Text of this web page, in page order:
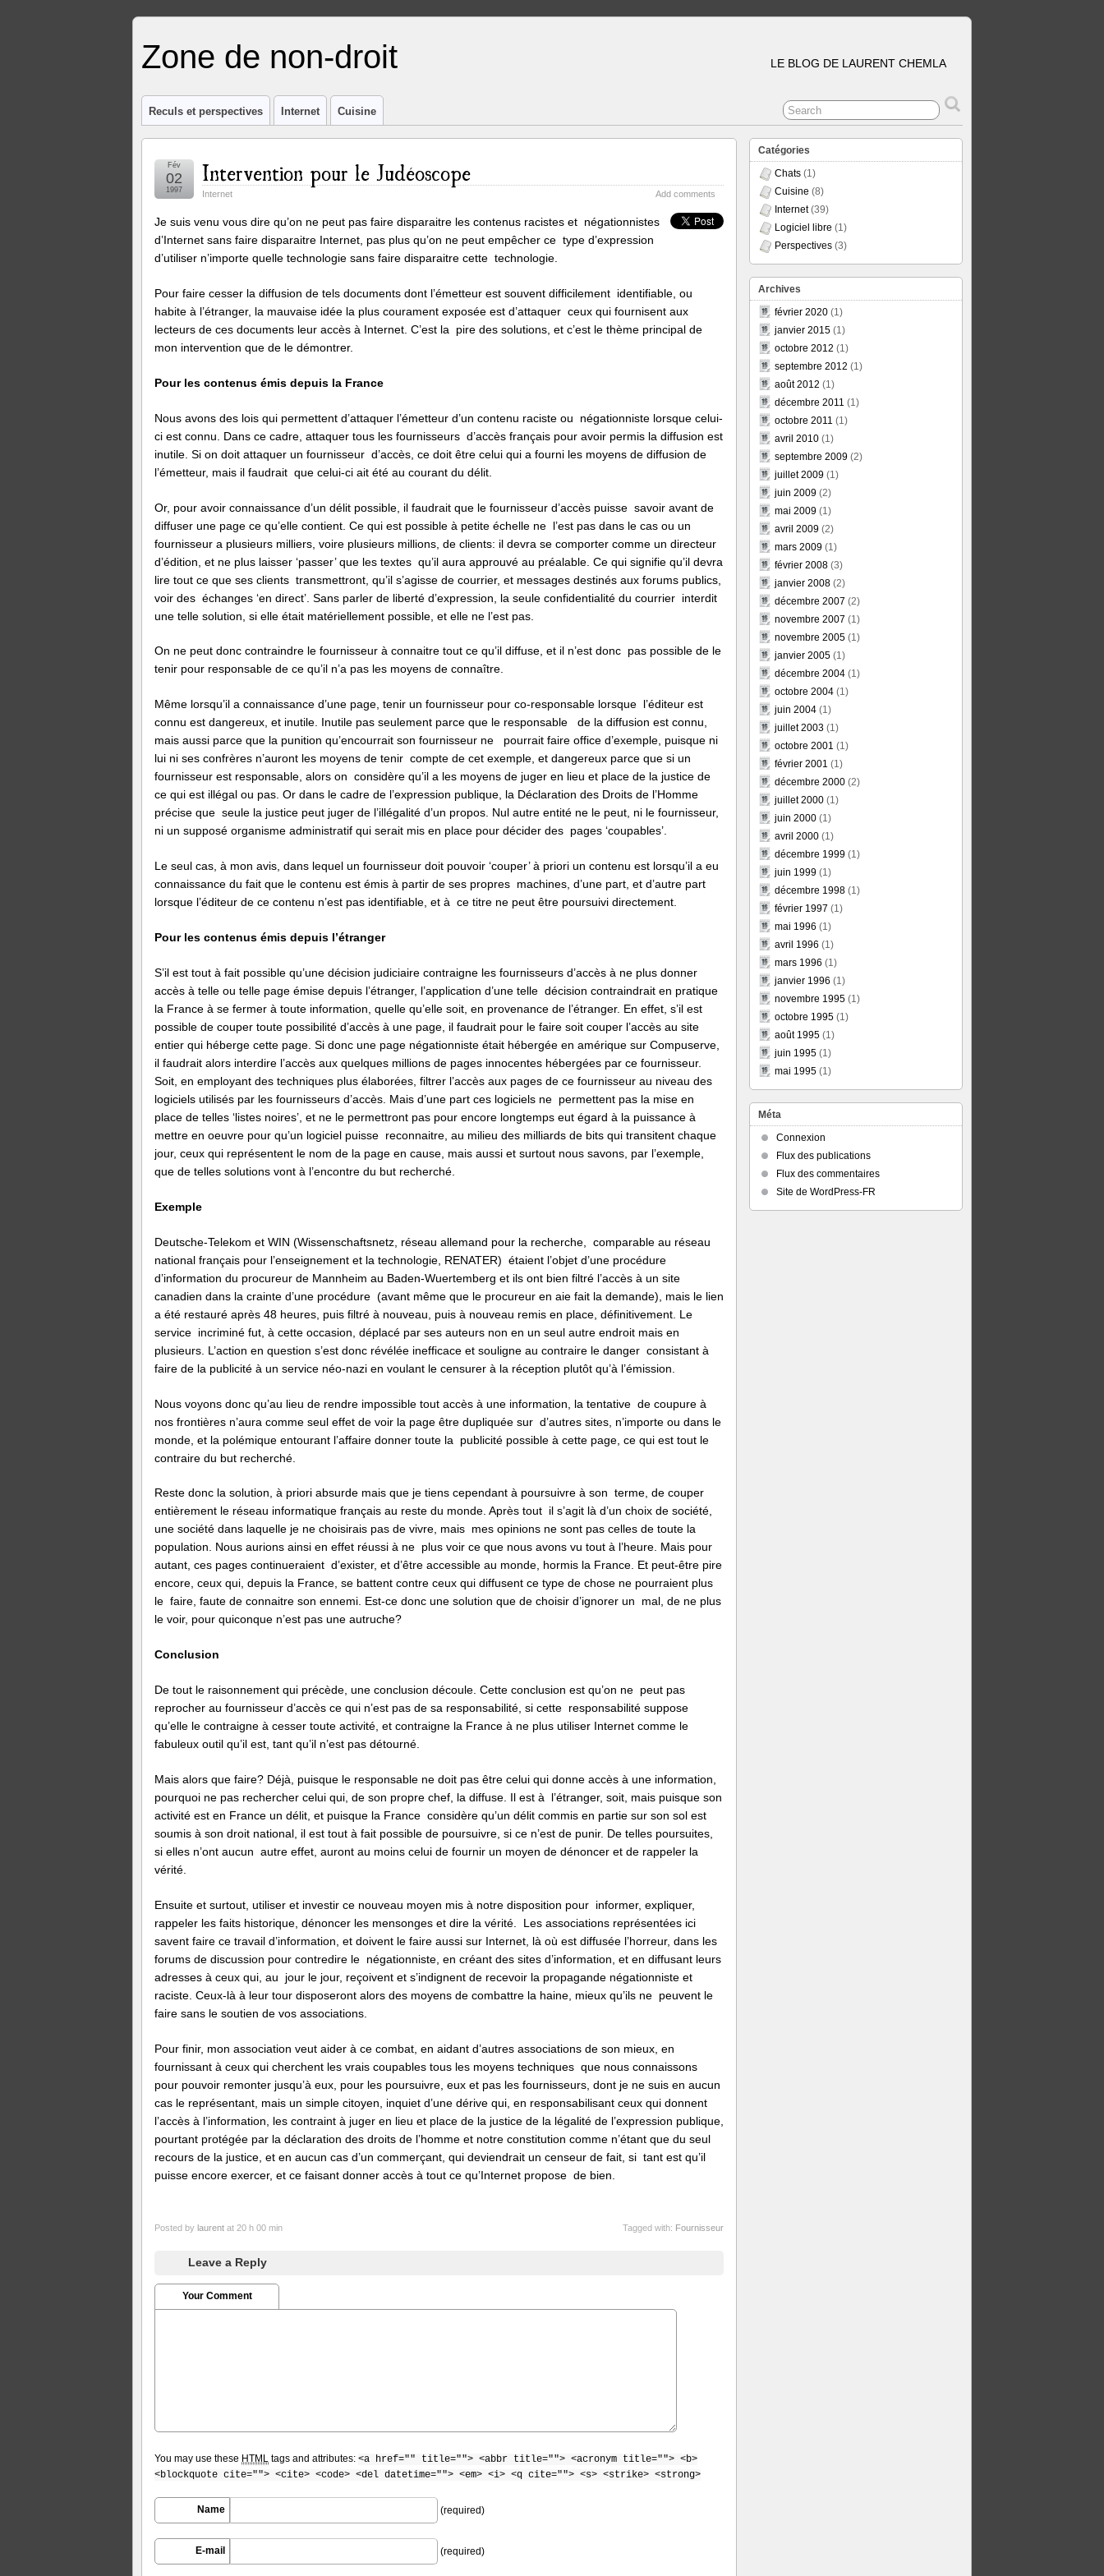
Zone de non-droit LE BLOG DE LAURENT CHEMLA
Reculs et perspectives Internet Cuisine
Intervention pour le Judéoscope
Internet Add comments
Fév
02
1997
Je suis venu vous dire qu’on ne peut pas faire disparaitre les contenus racistes et négationnistes
d’Internet sans faire disparaitre Internet, pas plus qu’on ne peut empêcher ce type d’expression
d’utiliser n’importe quelle technologie sans faire disparaitre cette technologie.
Pour faire cesser la diffusion de tels documents dont l’émetteur est souvent difficilement identifiable, ou
habite à l’étranger, la mauvaise idée la plus courament exposée est d’attaquer ceux qui fournisent aux
lecteurs de ces documents leur accès à Internet. C’est la pire des solutions, et c’est le thème principal de
mon intervention que de le démontrer.
Pour les contenus émis depuis la France
Nous avons des lois qui permettent d’attaquer l’émetteur d’un contenu raciste ou négationniste lorsque celui-
ci est connu. Dans ce cadre, attaquer tous les fournisseurs d’accès français pour avoir permis la diffusion est
inutile. Si on doit attaquer un fournisseur d’accès, ce doit être celui qui a fourni les moyens de diffusion de
l’émetteur, mais il faudrait que celui-ci ait été au courant du délit.
Or, pour avoir connaissance d’un délit possible, il faudrait que le fournisseur d’accès puisse savoir avant de
diffuser une page ce qu’elle contient. Ce qui est possible à petite échelle ne l’est pas dans le cas ou un
fournisseur a plusieurs milliers, voire plusieurs millions, de clients: il devra se comporter comme un directeur
d’édition, et ne plus laisser ‘passer’ que les textes qu’il aura approuvé au préalable. Ce qui signifie qu’il devra
lire tout ce que ses clients transmettront, qu’il s’agisse de courrier, et messages destinés aux forums publics,
voir des échanges ‘en direct’. Sans parler de liberté d’expression, la seule confidentialité du courrier interdit
une telle solution, si elle était matériellement possible, et elle ne l’est pas.
On ne peut donc contraindre le fournisseur à connaitre tout ce qu’il diffuse, et il n’est donc pas possible de le
tenir pour responsable de ce qu’il n’a pas les moyens de connaître.
Même lorsqu’il a connaissance d’une page, tenir un fournisseur pour co-responsable lorsque l’éditeur est
connu est dangereux, et inutile. Inutile pas seulement parce que le responsable de la diffusion est connu,
mais aussi parce que la punition qu’encourrait son fournisseur ne pourrait faire office d’exemple, puisque ni
lui ni ses confrères n’auront les moyens de tenir compte de cet exemple, et dangereux parce que si un
fournisseur est responsable, alors on considère qu’il a les moyens de juger en lieu et place de la justice de
ce qui est illégal ou pas. Or dans le cadre de l’expression publique, la Déclaration des Droits de l’Homme
précise que seule la justice peut juger de l’illégalité d’un propos. Nul autre entité ne le peut, ni le fournisseur,
ni un supposé organisme administratif qui serait mis en place pour décider des pages ‘coupables’.
Le seul cas, à mon avis, dans lequel un fournisseur doit pouvoir ‘couper’ à priori un contenu est lorsqu’il a eu
connaissance du fait que le contenu est émis à partir de ses propres machines, d’une part, et d’autre part
lorsque l’éditeur de ce contenu n’est pas identifiable, et à ce titre ne peut être poursuivi directement.
Pour les contenus émis depuis l’étranger
S’il est tout à fait possible qu’une décision judiciaire contraigne les fournisseurs d’accès à ne plus donner
accès à telle ou telle page émise depuis l’étranger, l’application d’une telle décision contraindrait en pratique
la France à se fermer à toute information, quelle qu’elle soit, en provenance de l’étranger. En effet, s’il est
possible de couper toute possibilité d’accès à une page, il faudrait pour le faire soit couper l’accès au site
entier qui héberge cette page. Si donc une page négationniste était hébergée en amérique sur Compuserve,
il faudrait alors interdire l’accès aux quelques millions de pages innocentes hébergées par ce fournisseur.
Soit, en employant des techniques plus élaborées, filtrer l’accès aux pages de ce fournisseur au niveau des
logiciels utilisés par les fournisseurs d’accès. Mais d’une part ces logiciels ne permettent pas la mise en
place de telles ‘listes noires’, et ne le permettront pas pour encore longtemps eut égard à la puissance à
mettre en oeuvre pour qu’un logiciel puisse reconnaitre, au milieu des milliards de bits qui transitent chaque
jour, ceux qui représentent le nom de la page en cause, mais aussi et surtout nous savons, par l’exemple,
que de telles solutions vont à l’encontre du but recherché.
Exemple
Deutsche-Telekom et WIN (Wissenschaftsnetz, réseau allemand pour la recherche, comparable au réseau
national français pour l’enseignement et la technologie, RENATER) étaient l’objet d’une procédure
d’information du procureur de Mannheim au Baden-Wuertemberg et ils ont bien filtré l’accès à un site
canadien dans la crainte d’une procédure (avant même que le procureur en aie fait la demande), mais le lien
a été restauré après 48 heures, puis filtré à nouveau, puis à nouveau remis en place, définitivement. Le
service incriminé fut, à cette occasion, déplacé par ses auteurs non en un seul autre endroit mais en
plusieurs. L’action en question s’est donc révélée inefficace et souligne au contraire le danger consistant à
faire de la publicité à un service néo-nazi en voulant le censurer à la réception plutôt qu’à l’émission.
Nous voyons donc qu’au lieu de rendre impossible tout accès à une information, la tentative de coupure à
nos frontières n’aura comme seul effet de voir la page être dupliquée sur d’autres sites, n’importe ou dans le
monde, et la polémique entourant l’affaire donner toute la publicité possible à cette page, ce qui est tout le
contraire du but recherché.
Reste donc la solution, à priori absurde mais que je tiens cependant à poursuivre à son terme, de couper
entièrement le réseau informatique français au reste du monde. Après tout il s’agit là d’un choix de société,
une société dans laquelle je ne choisirais pas de vivre, mais mes opinions ne sont pas celles de toute la
population. Nous aurions ainsi en effet réussi à ne plus voir ce que nous avons vu tout à l’heure. Mais pour
autant, ces pages continueraient d’exister, et d’être accessible au monde, hormis la France. Et peut-être pire
encore, ceux qui, depuis la France, se battent contre ceux qui diffusent ce type de chose ne pourraient plus
le faire, faute de connaitre son ennemi. Est-ce donc une solution que de choisir d’ignorer un mal, de ne plus
le voir, pour quiconque n’est pas une autruche?
Conclusion
De tout le raisonnement qui précède, une conclusion découle. Cette conclusion est qu’on ne peut pas
reprocher au fournisseur d’accès ce qui n’est pas de sa responsabilité, si cette responsabilité suppose
qu’elle le contraigne à cesser toute activité, et contraigne la France à ne plus utiliser Internet comme le
fabuleux outil qu’il est, tant qu’il n’est pas détourné.
Mais alors que faire? Déjà, puisque le responsable ne doit pas être celui qui donne accès à une information,
pourquoi ne pas rechercher celui qui, de son propre chef, la diffuse. Il est à l’étranger, soit, mais puisque son
activité est en France un délit, et puisque la France considère qu’un délit commis en partie sur son sol est
soumis à son droit national, il est tout à fait possible de poursuivre, si ce n’est de punir. De telles poursuites,
si elles n’ont aucun autre effet, auront au moins celui de fournir un moyen de dénoncer et de rappeler la
vérité.
Ensuite et surtout, utiliser et investir ce nouveau moyen mis à notre disposition pour informer, expliquer,
rappeler les faits historique, dénoncer les mensonges et dire la vérité. Les associations représentées ici
savent faire ce travail d’information, et doivent le faire aussi sur Internet, là où est diffusée l’horreur, dans les
forums de discussion pour contredire le négationniste, en créant des sites d’information, et en diffusant leurs
adresses à ceux qui, au jour le jour, reçoivent et s’indignent de recevoir la propagande négationniste et
raciste. Ceux-là à leur tour disposeront alors des moyens de combattre la haine, mieux qu’ils ne peuvent le
faire sans le soutien de vos associations.
Pour finir, mon association veut aider à ce combat, en aidant d’autres associations de son mieux, en
fournissant à ceux qui cherchent les vrais coupables tous les moyens techniques que nous connaissons
pour pouvoir remonter jusqu’à eux, pour les poursuivre, eux et pas les fournisseurs, dont je ne suis en aucun
cas le représentant, mais un simple citoyen, inquiet d’une dérive qui, en responsabilisant ceux qui donnent
l’accès à l’information, les contraint à juger en lieu et place de la justice de la légalité de l’expression publique,
pourtant protégée par la déclaration des droits de l’homme et notre constitution comme n’étant que du seul
recours de la justice, et en aucun cas d’un commerçant, qui deviendrait un censeur de fait, si tant est qu’il
puisse encore exercer, et ce faisant donner accès à tout ce qu’Internet propose de bien.
Posted by laurent at 20 h 00 min Tagged with: Fournisseur
Leave a Reply
Your Comment
You may use these HTML tags and attributes: <a href="" title=""> <abbr title=""> <acronym title=""> <b>
<blockquote cite=""> <cite> <code> <del datetime=""> <em> <i> <q cite=""> <s> <strike> <strong>
Name (required)
E-mail (required)
Catégories
Chats (1)
Cuisine (8)
Internet(39)
Logiciel libre (1)
Perspectives (3)
Archives
février 2020 (1)
janvier 2015 (1)
octobre 2012 (1)
septembre 2012 (1)
août 2012 (1)
décembre 2011 (1)
octobre 2011 (1)
avril 2010 (1)
septembre 2009 (2)
juillet 2009 (1)
juin 2009 (2)
mai 2009 (1)
avril 2009 (2)
mars 2009 (1)
février 2008 (3)
janvier 2008 (2)
décembre 2007 (2)
novembre 2007 (1)
novembre 2005 (1)
janvier 2005 (1)
décembre 2004 (1)
octobre 2004 (1)
juin 2004 (1)
juillet 2003 (1)
octobre 2001 (1)
février 2001 (1)
décembre 2000 (2)
juillet 2000 (1)
juin 2000 (1)
avril 2000 (1)
décembre 1999 (1)
juin 1999 (1)
décembre 1998 (1)
février 1997 (1)
mai 1996 (1)
avril 1996 (1)
mars 1996 (1)
janvier 1996 (1)
novembre 1995 (1)
octobre 1995 (1)
août 1995 (1)
juin 1995 (1)
mai 1995 (1)
Méta
Connexion
Flux des publications
Flux des commentaires
Site de WordPress-FR